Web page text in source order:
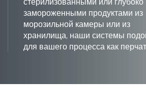
замороженными продуктами из
морозильной камеры или из
хранилища, наши системы
для вашего процесса как